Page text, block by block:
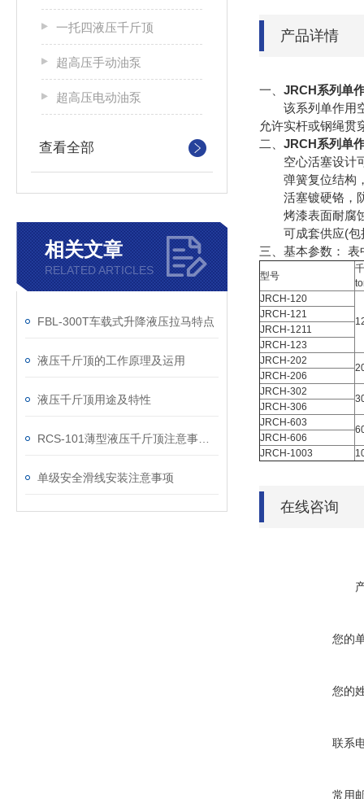
一托四液压千斤顶
超高压手动油泵
超高压电动油泵
查看全部
相关文章
RELATED ARTICLES
FBL-300T车载式升降液压拉马特点
液压千斤顶的工作原理及运用
液压千斤顶用途及特性
单级安全滑线安装注意事项
产品详情
一、 JRCH系列单
该系列单作用空
允许实杆或钢绳贯
二、 JRCH系列单
空心活塞设计可
弹簧复位结构，
活塞镀硬铬，
烤漆表面耐腐
可成套供应(包
三、 基本参数： 表
型号
JRCH-120
JRCH-121
JRCH-1211
JRCH-123
JRCH-202
JRCH-206
JRCH-302
JRCH-306
JRCH-603
JRCH-606
JRCH-1003
在线咨询
您的
您的
联系
常用